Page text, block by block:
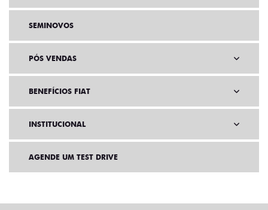
SEMINOVOS
PÓS VENDAS
BENEFÍCIOS FIAT
INSTITUCIONAL
AGENDE UM TEST DRIVE